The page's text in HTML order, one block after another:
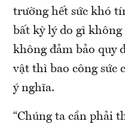
trường hết sức khó
bất kỳ lý do gì
không đảm bảo quy
vật thì bao công sức
ý nghĩa.
“Chúng ta cần phải